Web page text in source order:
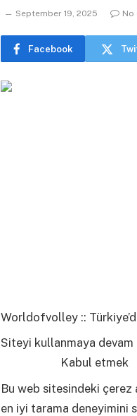
September 19, 2025 No
Facebook
Worldofvolley ::
Siteyi kullanmaya devam
Kabul etmek
Bu web sitesindeki çerez
en iyi tarama deneyimini